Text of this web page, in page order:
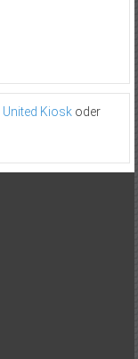
United Kioskoder